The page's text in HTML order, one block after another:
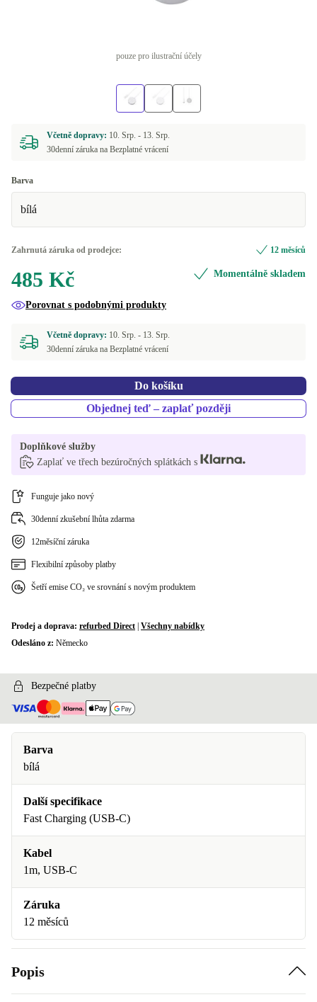
pouze pro ilustrační účely
Včetně dopravy: 10. Srp. - 13. Srp.
30denní záruka na Bezplatné vrácení
Barva
bílá
Zahrnutá záruka od prodejce: 12 měsíců
485 Kč Momentálně skladem
Porovnat s podobnými produkty
Včetně dopravy: 10. Srp. - 13. Srp.
30denní záruka na Bezplatné vrácení
Do košíku
Objednej teď – zaplať později
Doplňkové služby
Zaplať ve třech bezúročných splátkách s
Funguje jako nový
30denní zkušební lhůta zdarma
12měsíční záruka
Flexibilní způsoby platby
Šetří emise CO₂ ve srovnání s novým produktem
Prodej a doprava: refurbed Direct Všechny nabídky
Odesláno z: Německo
Bezpečné platby
Barva
bílá
Další specifikace
Fast Charging (USB-C)
Kabel
1m, USB-C
Záruka
12 měsíců
Popis